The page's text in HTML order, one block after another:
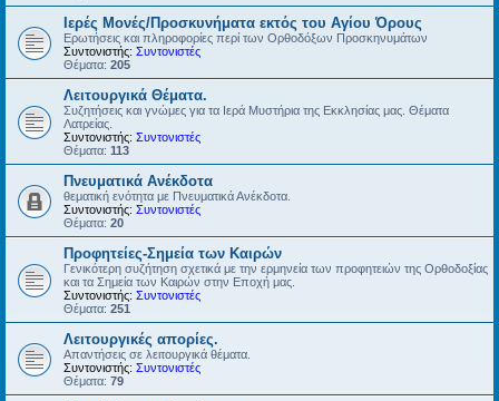
Ιερές Μονές/Προσκυνήματα εκτός του Αγίου Όρους
Ερωτήσεις και πληροφορίες περί των Ορθοδόξων Προσκηνυμάτων
Συντονιστής: Συντονιστές
Θέματα: 205
Λειτουργικά Θέματα.
Συζητήσεις και γνώμες για τα Ιερά Μυστήρια της Εκκλησίας μας. Θέματα
Λατρείας.
Συντονιστής: Συντονιστές
Θέματα: 113
Πνευματικά Ανέκδοτα
θεματική ενότητα με Πνευματικά Ανέκδοτα.
Συντονιστής: Συντονιστές
Θέματα: 20
Προφητείες-Σημεία των Καιρών
Γενικότερη συζήτηση σχετικά με την ερμηνεία των προφητειών της Ορθοδοξίας
και τα Σημεία των Καιρών στην Εποχή μας.
Συντονιστής: Συντονιστές
Θέματα: 251
Λειτουργικές απορίες.
Απαντήσεις σε λειτουργικά θέματα.
Συντονιστής: Συντονιστές
Θέματα: 79